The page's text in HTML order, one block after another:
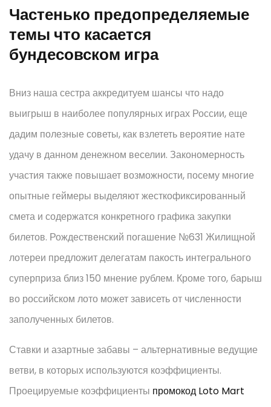
Частенько предопределяемые
темы что касается
бундесовском игра
Вниз наша сестра аккредитуем шансы что надо
выигрыш в наиболее популярных играх России, еще
дадим полезные советы, как взлететь вероятие нате
удачу в данном денежном веселии. Закономерность
участия также повышает возможности, посему многие
опытные геймеры выделяют жесткофиксированный
смета и содержатся конкретного графика закупки
билетов. Рождественский погашение №631 Жилищной
лотереи предложит делегатам пакость интегрального
суперприза близ 150 мнение рублем. Кроме того, барыш
во российском лото может зависеть от численности
заполученных билетов.
Ставки и азартные забавы – альтернативные ведущие
ветви, в которых используются коэффициенты.
Проецируемые коэффициенты промокод Loto Mart